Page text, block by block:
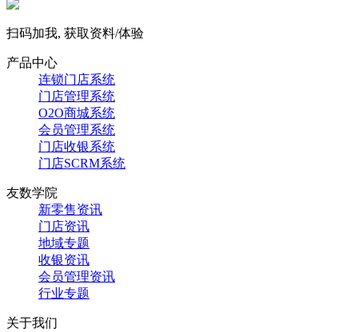
扫码加我, 获取资料/体验
产品中心
连锁门店系统
门店管理系统
O2O商城系统
会员管理系统
门店收银系统
门店SCRM系统
友数学院
新零售资讯
门店资讯
地域专题
收银资讯
会员管理资讯
行业专题
关于我们